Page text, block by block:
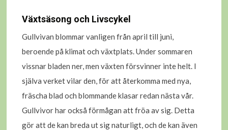
Växtsäsong och Livscykel
Gullvivan blommar vanligen från april till juni,
beroende på klimat och växtplats. Under sommaren
vissnar bladen ner, men växten försvinner inte helt. I
själva verket vilar den, för att återkomma med nya,
fräscha blad och blommande klasar redan nästa vår.
Gullvivor har också förmågan att fröa av sig. Detta
gör att de kan breda ut sig naturligt, och de kan även